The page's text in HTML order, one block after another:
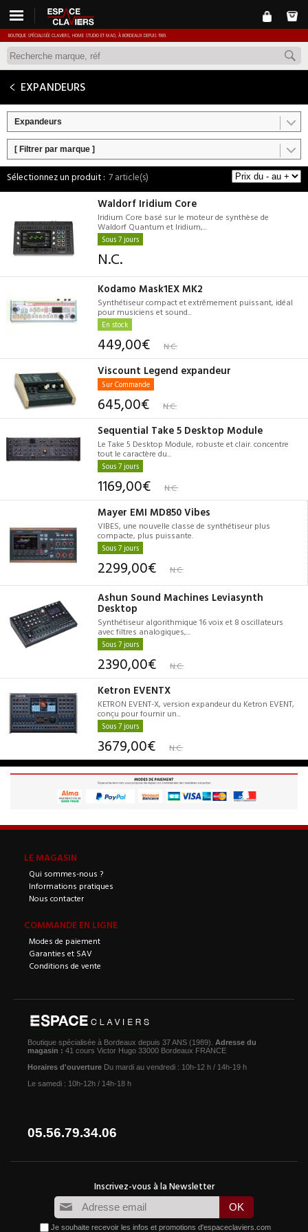
BOUTIQUE SPÉCIALISÉE CLAVIERS, HOME STUDIO ET MAO, À BORDEAUX DEPUIS 1989.
EXPANDEURS
Expandeurs
[ Filtrer par marque ]
7 article(s)
Waldorf Iridium Core
Iridium Core basé sur le moteur de synthèse de
Waldorf Quantum et Iridium,...
Sous 7 jours
N.C.
Kodamo Mask1EX MK2
Synthétiseur compact et extrêmement puissant, idéal
pour musiciens et sound...
En stock
449,00€ N.C.
Viscount Legend expandeur
Sur Commande
645,00€ N.C.
Sequential Take 5 Desktop Module
Le Take 5 Desktop Module, robuste et clair. concentre
tout le caractère du...
Sous 7 jours
1169,00€ N.C.
Mayer EMI MD850 Vibes
VIBES, une nouvelle classe de synthétiseur plus
compacte, plus puissante.
Sous 7 jours
2299,00€ N.C.
Ashun Sound Machines Leviasynth
Desktop
Synthétiseur algorithmique 16 voix et 8 oscillateurs
avec filtres analogiques,...
Sous 7 jours
2390,00€ N.C.
Ketron EVENTX
KETRON EVENT-X, version expandeur du Ketron EVENT,
conçu pour fournir un...
Sous 7 jours
3679,00€ N.C.
LE MAGASIN
Qui sommes-nous ?
Informations pratiques
Nous contacter
COMMANDE EN LIGNE
Modes de paiement
Garanties et SAV
Conditions de vente
Boutique spécialisée à Bordeaux depuis 37 ANS (1989). Adresse du
magasin : 41 cours Victor Hugo 33000 Bordeaux FRANCE
Horaires d'ouverture Du mardi au vendredi : 10h-12 h / 14h-19 h
Le samedi : 10h-12h / 14h-18 h
05.56.79.34.06
Je souhaite recevoir les infos et promotions d'espaceclaviers.com